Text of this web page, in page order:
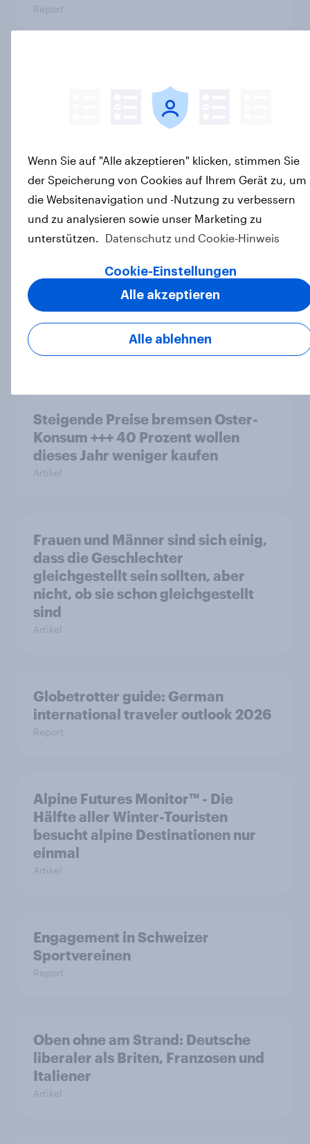
Report
2026 – Deutschland
Alkoholkonsum im Wandel​ -
Zwischen Tradition und neuen
Erwartungen
Österreicher konsumieren mehr
Eier +++ Nachfrage steigt trotz
höherer Preise
Artikel
Steigende Preise bremsen Oster-
Konsum +++ 40 Prozent wollen
dieses Jahr weniger kaufen
Artikel
Frauen und Männer sind sich einig,
dass die Geschlechter
gleichgestellt sein sollten, aber
nicht, ob sie schon gleichgestellt
sind
Artikel
Globetrotter guide: German
international traveler outlook 2026
Report
Alpine Futures Monitor™ - Die
Hälfte aller Winter-Touristen
besucht alpine Destinationen nur
einmal
Artikel
Engagement in Schweizer
Sportvereinen
Report
Oben ohne am Strand: Deutsche
liberaler als Briten, Franzosen und
Italiener
Artikel
Wenn Sie auf "Alle akzeptieren" klicken, stimmen Sie
der Speicherung von Cookies auf Ihrem Gerät zu, um
die Websitenavigation und -Nutzung zu verbessern
und zu analysieren sowie unser Marketing zu
unterstützen.
Datenschutz und Cookie-Hinweis
Cookie-Einstellungen
Alle ablehnen
Alle akzeptieren